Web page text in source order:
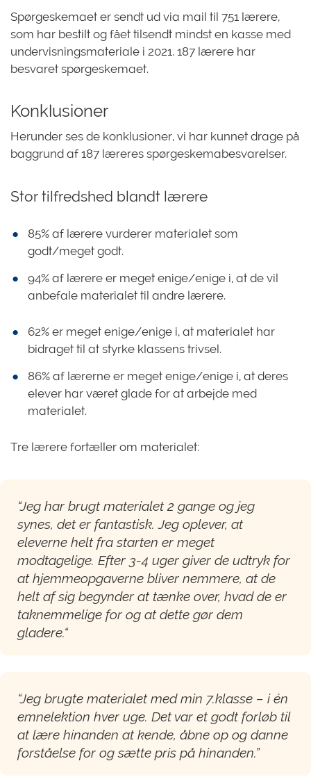
Spørgeskemaet er sendt ud via mail til 751 lærere,
som har bestilt og fået tilsendt mindst en kasse med
undervisningsmateriale i 2021. 187 lærere har
besvaret spørgeskemaet.
Konklusioner
Herunder ses de konklusioner, vi har kunnet drage på
baggrund af 187 læreres spørgeskemabesvarelser.
Stor tilfredshed blandt lærere
85% af lærere vurderer materialet som
godt/meget godt.
94% af lærere er meget enige/enige i, at de vil
anbefale materialet til andre lærere.
62% er meget enige/enige i, at materialet har
bidraget til at styrke klassens trivsel.
86% af lærerne er meget enige/enige i, at deres
elever har været glade for at arbejde med
materialet.
Tre lærere fortæller om materialet:
“Jeg har brugt materialet 2 gange og jeg
synes, det er fantastisk. Jeg oplever, at
eleverne helt fra starten er meget
modtagelige. Efter 3-4 uger giver de udtryk for
at hjemmeopgaverne bliver nemmere, at de
helt af sig begynder at tænke over, hvad de er
taknemmelige for og at dette gør dem
gladere.“
“Jeg brugte materialet med min 7.klasse – i én
emnelektion hver uge. Det var et godt forløb til
at lære hinanden at kende, åbne op og danne
forståelse for og sætte pris på hinanden.”